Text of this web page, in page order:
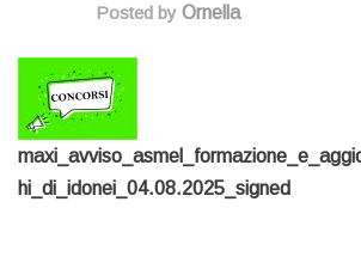
Posted by Ornella
hi_di_idonei_04.08.2025_signed